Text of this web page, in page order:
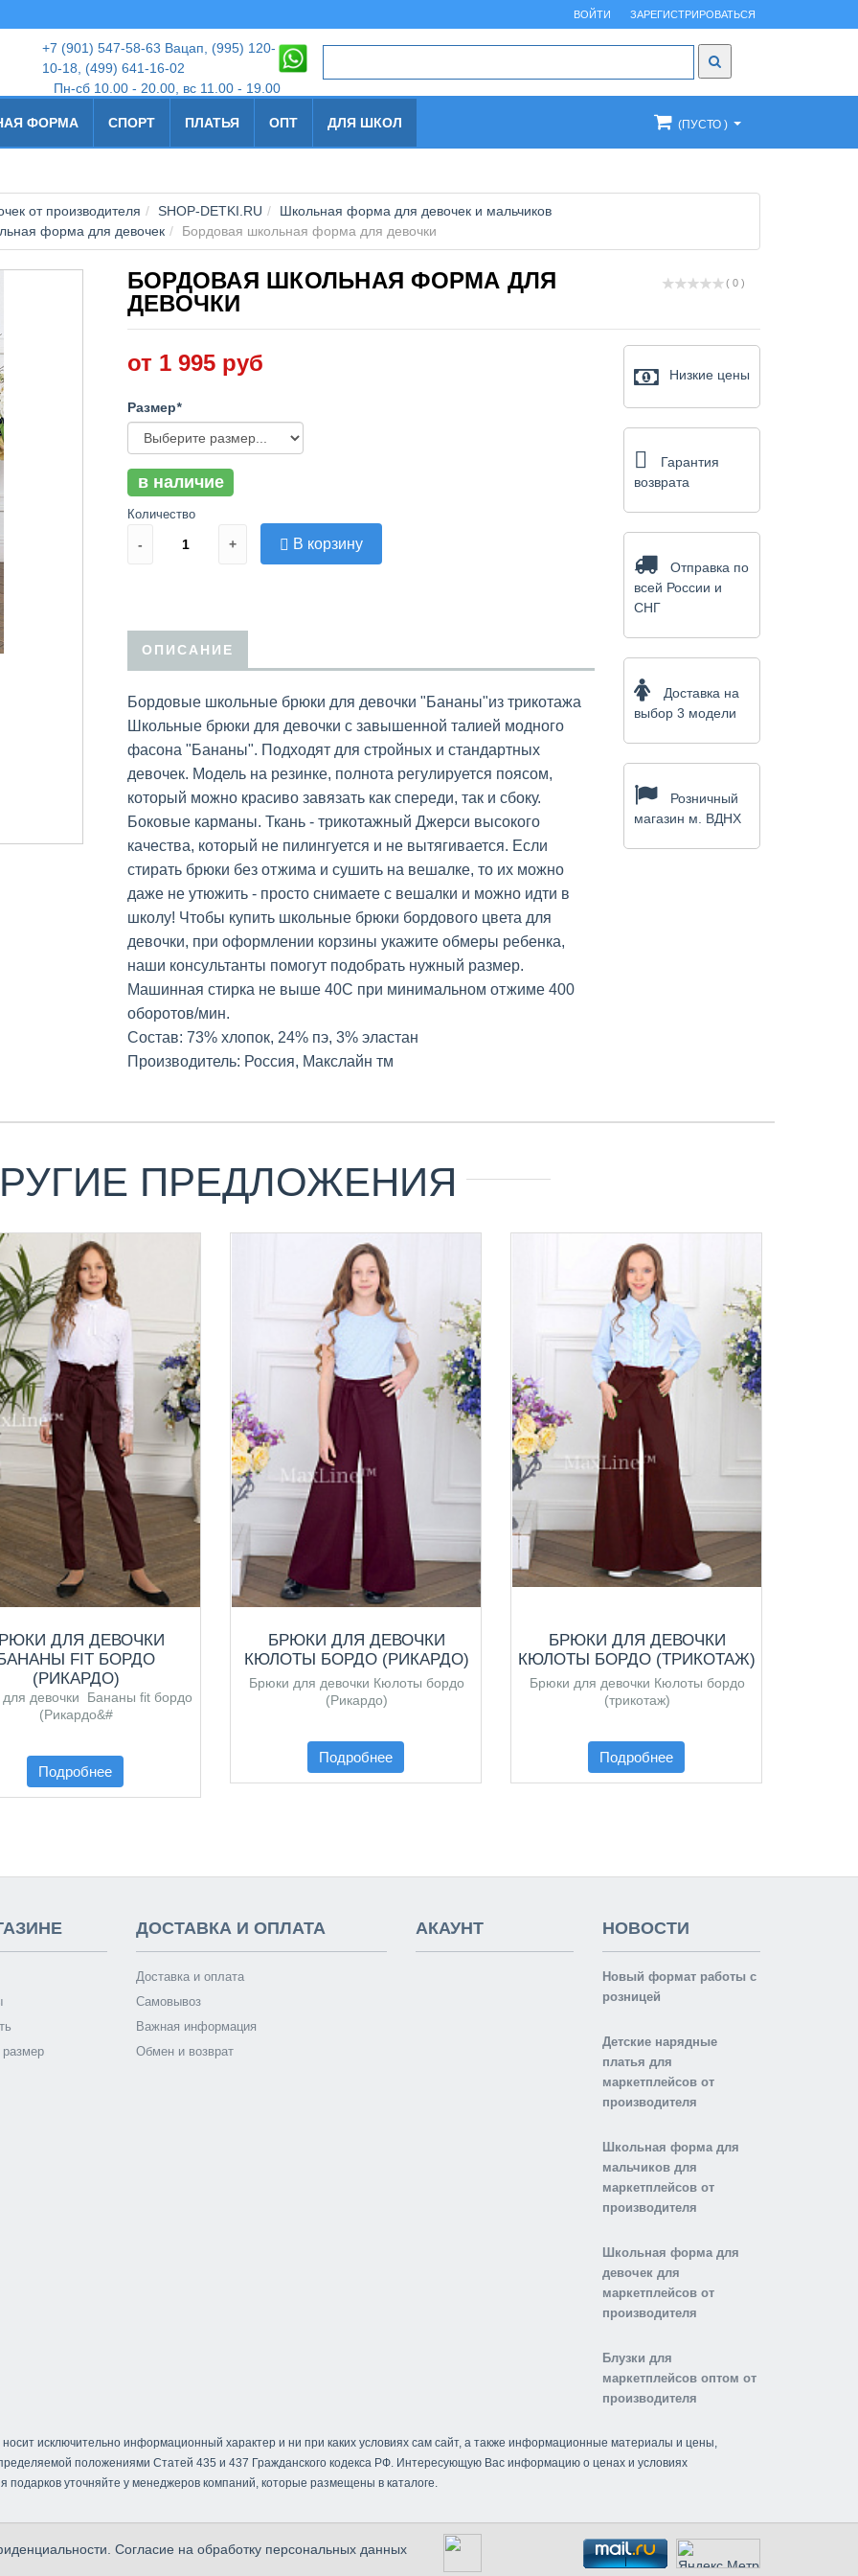
ВОЙТИ ЗАРЕГИСТРИРОВАТЬСЯ
+7 (901) 547-58-63 Вацап, (995) 120-
10-18
(499) 641-16-02
Пн-сб 10.00 - 20.00, вс 11.00 - 19.00
ФОРМА СПОРТ ПЛАТЬЯ ОПТ ДЛЯ ШКОЛ (ПУСТО )
от производителя SHOP-DETKI.RU
Школьная форма для девочек и мальчиков
форма для девочек
Бордовая школьная форма для девочки
( 0 )
БОРДОВАЯ ШКОЛЬНАЯ ФОРМА ДЛЯ
ДЕВОЧКИ
от 1 995 руб
Размер*
в наличие
Количество
- + В корзину
ОПИСАНИЕ
Бордовые школьные брюки для девочки "Бананы"из трикотажа
Школьные брюки для девочки с завышенной талией модного
фасона "Бананы". Подходят для стройных и стандартных
девочек. Модель на резинке, полнота регулируется поясом,
который можно красиво завязать как спереди, так и сбоку.
Боковые карманы. Ткань - трикотажный Джерси высокого
качества, который не пилингуется и не вытягивается. Если
стирать брюки без отжима и сушить на вешалке, то их можно
даже не утюжить - просто снимаете с вешалки и можно идти в
школу! Чтобы купить школьные брюки бордового цвета для
девочки, при оформлении корзины укажите обмеры ребенка,
наши консультанты помогут подобрать нужный размер.
Машинная стирка не выше 40С при минимальном отжиме 400
оборотов/мин.
Состав: 73% хлопок, 24% пэ, 3% эластан
Производитель: Россия, Макслайн тм
Низкие цены
Гарантия
возврата
Отправка по
всей России и
СНГ
Доставка на
выбор 3 модели
Розничный
магазин м. ВДНХ
ПРЕДЛОЖЕНИЯ
ДЛЯ ДЕВОЧКИ
FIT БОРДО
(РИКАРДО)
девочки Бананы fit бордо
(Рикардо&#
Подробнее
БРЮКИ ДЛЯ ДЕВОЧКИ
КЮЛОТЫ БОРДО (РИКАРДО)
Брюки для девочки Кюлоты бордо
(Рикардо)
Подробнее
БРЮКИ ДЛЯ ДЕВОЧКИ
КЮЛОТЫ БОРДО (ТРИКОТАЖ)
Брюки для девочки Кюлоты бордо
(трикотаж)
Подробнее
ДОСТАВКА И ОПЛАТА
Доставка и оплата
Самовывоз
Важная информация
Обмен и возврат
АКАУНТ НОВОСТИ
Новый формат работы с
розницей
Детские нарядные
платья для
маркетплейсов от
производителя
Школьная форма для
мальчиков для
маркетплейсов от
производителя
Школьная форма для
девочек для
маркетплейсов от
производителя
Блузки для
маркетплейсов оптом от
производителя
исключительно информационный характер и ни при каких условиях сам сайт, а также информационные материалы и цены,
положениями Статей 435 и 437 Гражданского кодекса РФ. Интересующую Вас информацию о ценах и условиях
подарков уточняйте у менеджеров компаний, которые размещены в каталоге.
Согласие на обработку персональных данных